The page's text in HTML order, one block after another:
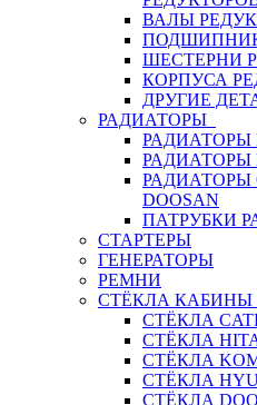
ВАЛЫ
ШЕСТЕРНИ
КОРПУСА
ДРУГИЕ
РАДИАТОРЫ
РАДИАТОРЫ
РАДИАТОРЫ
РАДИАТОРЫ
DOOSAN
ПАТРУБКИ
СТАРТЕРЫ
ГЕНЕРАТОРЫ
РЕМНИ
СТЁКЛА КАБИНЫ
СТЁКЛА
СТЁКЛА
СТЁКЛА
СТЁКЛА
СТЁКЛА